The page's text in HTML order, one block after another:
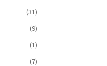
(31)
(9)
(1)
(7)